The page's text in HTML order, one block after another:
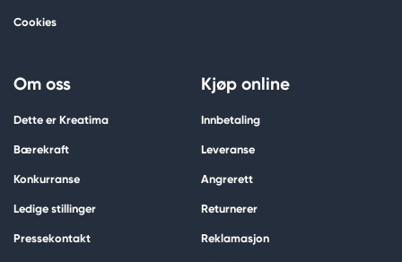
Cookies
Om oss
Dette er Kreatima
Bærekraft
Konkurranse
Ledige stillinger
Pressekontakt
Kjøp online
Innbetaling
Leveranse
Angrerett
Returnerer
Reklamasjon